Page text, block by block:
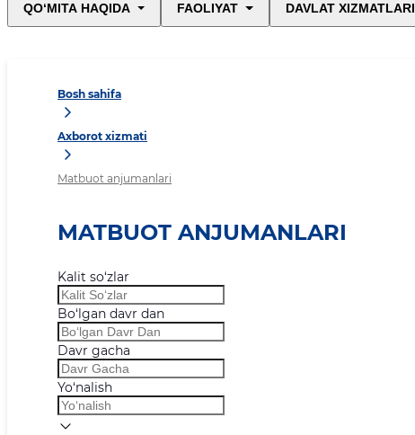
QO‘MITA HAQIDA FAOLIYAT DAVLAT XIZMATLARI
Bosh sahifa
Axborot xizmati
Matbuot anjumanlari
MATBUOT ANJUMANLARI
Kalit so‘zlar
Bo‘lgan davr dan
Davr gacha
Yo‘nalish